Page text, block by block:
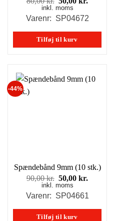
oprindelige
pris
80,00 kr..
pris
50,00 kr..
inkl. moms
Varenr: SP04672
Tilføj til kurv
-44%
Spændebånd 9mm (10 stk.)
90,00kr. Den
oprindelige
pris
90,00 kr..
50,00kr.
50,00 kr..
inkl. moms
Varenr: SP04661
Tilføj til kurv